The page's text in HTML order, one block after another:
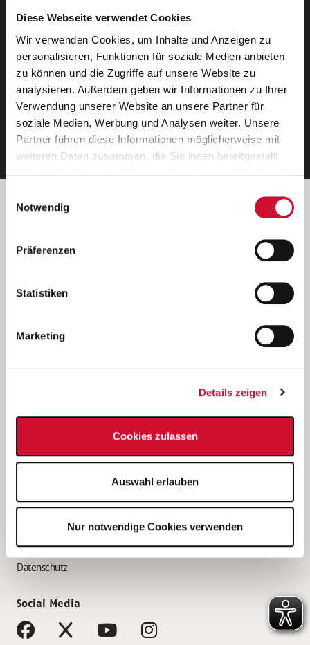
Diese Webseite verwendet Cookies
Wir verwenden Cookies, um Inhalte und Anzeigen zu
personalisieren, Funktionen für soziale Medien anbieten
zu können und die Zugriffe auf unsere Website zu
analysieren. Außerdem geben wir Informationen zu Ihrer
Verwendung unserer Website an unsere Partner für
soziale Medien, Werbung und Analysen weiter. Unsere
Partner führen diese Informationen möglicherweise mit
weiteren Daten zusammen, die Sie ihnen bereitgestellt
Wenn Sie auf „Cookies zulassen“ klicken, so stimmen
Sie der Speicherung sämtlicher Cookies zu. Sie können
Ihre Einwilligung selbstverständlich jederzeit widerrufen,
indem Sie die Cookie-Einstellungen aufrufen und diese
unsererDatenschutzerklärung
Notwendig
Präferenzen
Statistiken
Marketing
Details zeigen
Cookies zulassen
Auswahl erlauben
Nur notwendige Cookies verwenden
Neue Stellen per E-Mail.
Ein kostenloser Service von AWO
Jobs.
E-Mail-Adresse eintragen
Betreiber der Webseite
Kantstraße 45a
(Ein Tochterunternehmen des AWO Bezirksverbandes Unterfranken
e.V.)
Bewerbung als Altenpflegehelfer*in
Bewerbung als Erzieher*in
AWO Gliederungen nach Bundesland
Impressum
Datenschutz
Social Media